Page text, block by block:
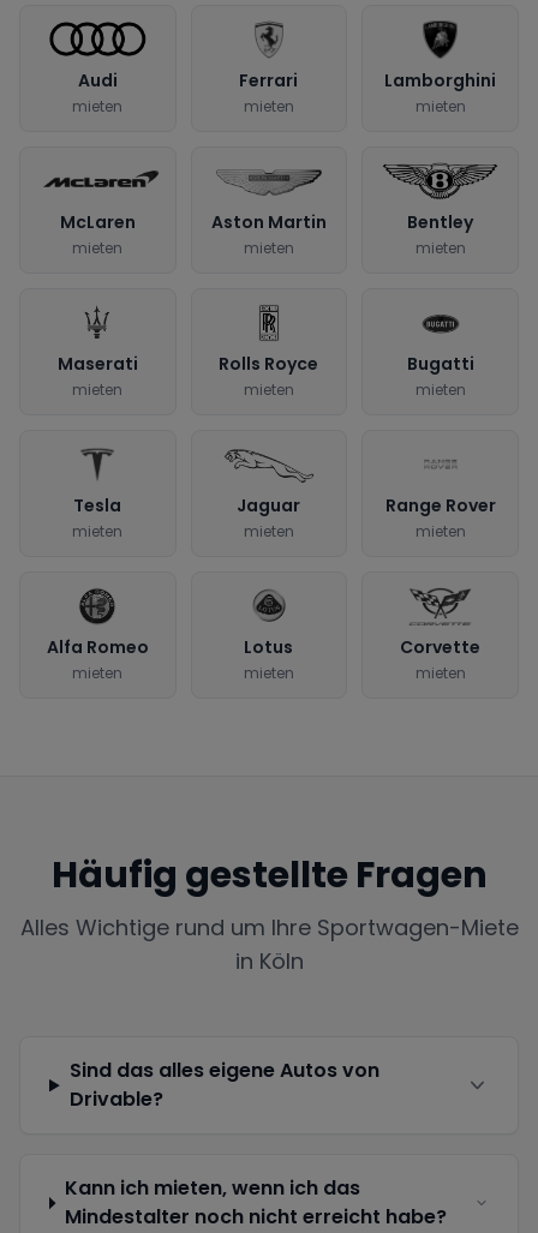
Audi
mieten
Ferrari
mieten
Lamborghini
mieten
McLaren
mieten
Aston Martin
mieten
Bentley
mieten
Maserati
mieten
Rolls Royce
mieten
Bugatti
mieten
Tesla
mieten
Jaguar
mieten
Range Rover
mieten
Alfa Romeo
mieten
Lotus
mieten
Corvette
mieten
Häufig gestellte Fragen
Alles Wichtige rund um Ihre Sportwagen-Miete
in Köln
Sind das alles eigene Autos von
Drivable?
Kann ich mieten, wenn ich das
Mindestalter noch nicht erreicht habe?